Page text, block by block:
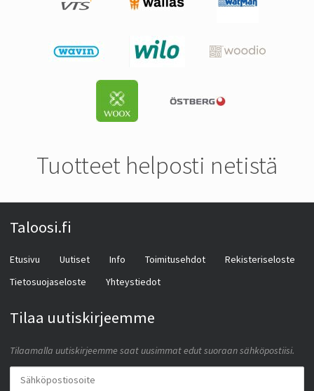
Tuotteet helposti netistä
Taloosi.fi
Etusivu Uutiset Info Toimitusehdot
Rekisteriseloste
Tietosuojaseloste
Yhteystiedot
Tilaa uutiskirjeemme
Tilaamalla uutiskirjeemme saat uusimmat edut suoraan sähköpostiisi.